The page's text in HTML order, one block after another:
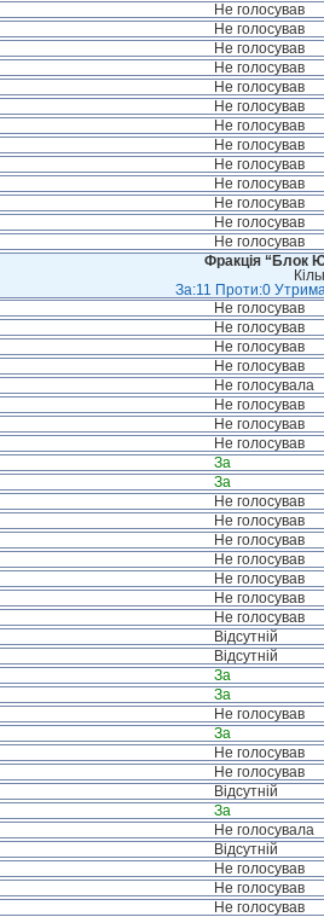
Не голосував
Не голосував
Не голосував
Не голосував
Не голосував
Не голосував
Не голосував
Не голосував
Не голосував
Не голосував
Не голосував
Не голосував
Не голосував
Фракція “Блок
За:11 Проти:0
Не голосував
Не голосував
Не голосував
Не голосував
Не голосувала
Не голосував
Не голосував
Не голосував
За
За
Не голосував
Не голосував
Не голосував
Не голосував
Не голосував
Не голосував
Не голосував
Відсутній
Відсутній
За
За
Не голосував
За
Не голосував
Не голосував
Відсутній
За
Не голосувала
Відсутній
Не голосував
Не голосував
Не голосував